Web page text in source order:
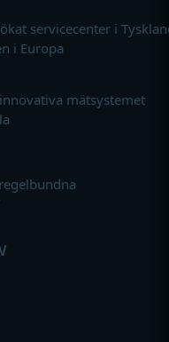
servicecenter i
i Europa
mätsystemet